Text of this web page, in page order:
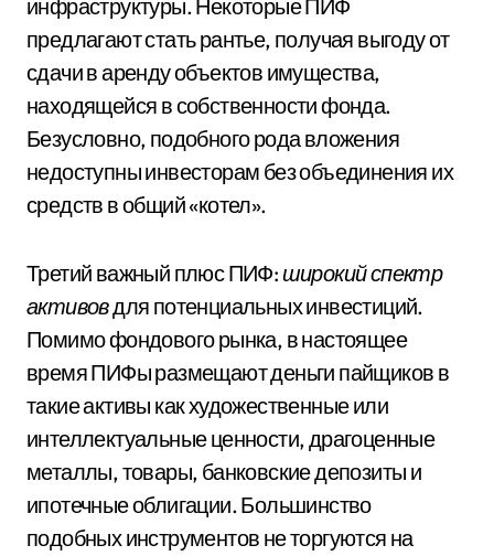
инфраструктуры. Некоторые ПИФ
предлагают стать рантье, получая выгоду от
сдачи в аренду объектов имущества,
находящейся в собственности фонда.
Безусловно, подобного рода вложения
недоступны инвесторам без объединения их
средств в общий «котел».
Третий важный плюс ПИФ:широкий спектр
активовдля потенциальных инвестиций.
Помимо фондового рынка, в настоящее
время ПИФы размещают деньги пайщиков в
такие активы как художественные или
интеллектуальные ценности, драгоценные
металлы, товары, банковские депозиты и
ипотечные облигации. Большинство
подобных инструментов не торгуются на